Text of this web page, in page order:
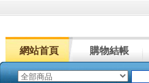
網站首頁 購物結帳